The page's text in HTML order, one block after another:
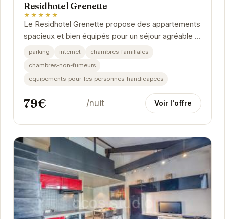
Residhotel Grenette
★★★★★
Le Residhotel Grenette propose des appartements
spacieux et bien équipés pour un séjour agréable à
Grenoble. Profitez d'une cuisine entièrement...
parking internet
chambres-familiales
chambres-non-fumeurs
equipements-pour-les-personnes-handicapees
79€ /nuit Voir l'offre